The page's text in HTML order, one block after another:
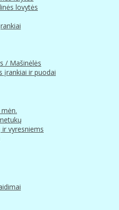
lovytės
/ Mašinėlės
įrankiai ir puodai
vyresniems